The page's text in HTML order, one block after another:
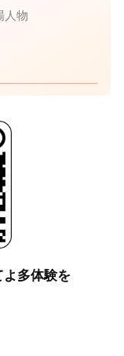
人物
多体験を